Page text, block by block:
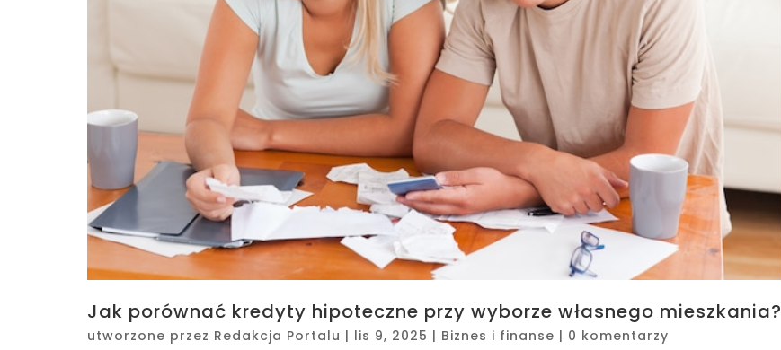
Jak porównać kredyty hipoteczne przy wyborze własnego mieszkania?
utworzone przez Redakcja Portalu | lis 9, 2025 | Biznes i finanse | 0 komentarzy